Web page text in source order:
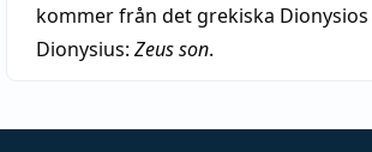
kommer från det grekiska
Dionysius: Zeus son.